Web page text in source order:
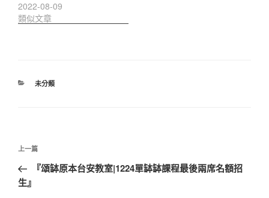
2022-08-09
類似文章
分
未分類
文
導
覽
上
一
篇
上一篇
『頌缽原本台安教室|1224單缽缽課程最後兩席名額招
生』